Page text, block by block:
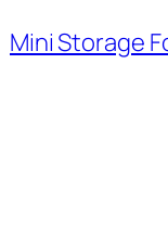
Mini Storage